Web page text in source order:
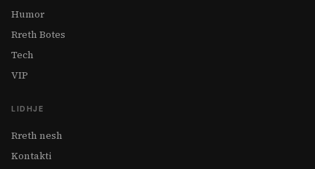
Humor
Rreth Botes
Tech
VIP
LIDHJE
Rreth nesh
Kontakti